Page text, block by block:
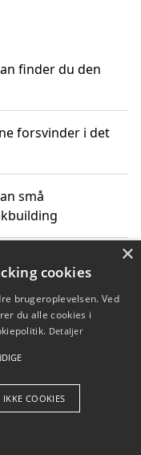
finder du den
forsvinder i det
små
og vælg den
din løsning
Aps
×
cookies
brugeroplevelsen. Ved
du alle cookies i
Detaljer
COOKIES